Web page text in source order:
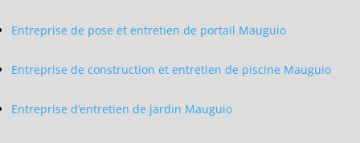
Entreprise de pose et entretien de portail Mauguio
Entreprise de construction et entretien de piscine Mauguio
Entreprise d’entretien de jardin Mauguio